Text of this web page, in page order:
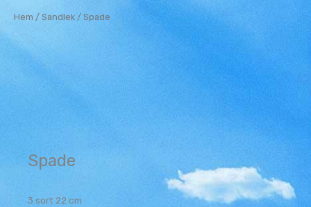
Hem / Sandlek / Spade
Spade
3 sort 22 cm